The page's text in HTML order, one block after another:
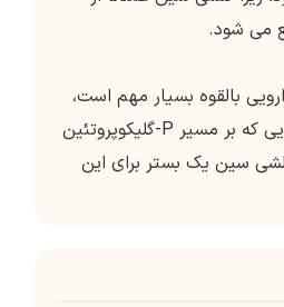
می شود.
بالقوه بسیار مهم است،
به ویژه در مورد داروهایی که بر مسیر P-گلیکوپروتئین
کلشی سین یک بستر برای این